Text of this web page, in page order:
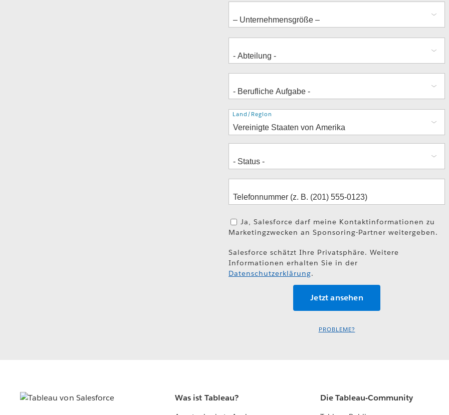
Adresse
Land/Region
Ja, Salesforce darf meine Kontaktinformationen zu
Marketingzwecken an Sponsoring-Partner weitergeben.
Salesforce schätzt Ihre Privatsphäre. Weitere
Informationen erhalten Sie in der
Datenschutzerklärung.
PROBLEME?
Was ist Tableau? Die Tableau-Community